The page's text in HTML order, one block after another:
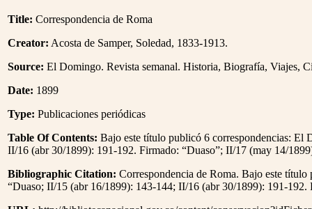
Title: Correspondencia de Roma
Creator: Acosta de Samper, Soledad, 1833-1913.
Source: El Domingo. Revista semanal. Historia, Biografía, Viajes,
Date: 1899
Type: Publicaciones periódicas
Table Of Contents: Bajo este título publicó 6 correspondencias:
II/16 (abr 30/1899): 191-192. Firmado: “Duaso”; II/17 (may 14/
Bibliographic Citation: Correspondencia de Roma. Bajo este
“Duaso; II/15 (abr 16/1899): 143-144; II/16 (abr 30/1899): 191-